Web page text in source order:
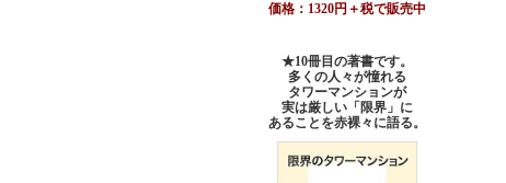
価格：1320円＋税で販売中
★10冊目の著書です。
多くの人々が憧れる
タワーマンションが
実は厳しい「限界」に
あることを赤裸々に語る。